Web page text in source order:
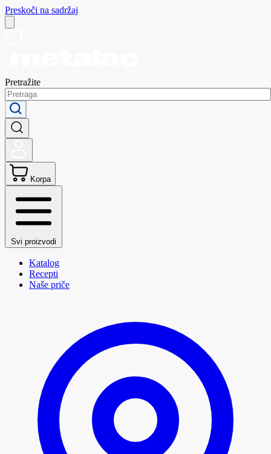
Preskoči na sadržaj
Pretražite
Korpa
Svi proizvodi
Katalog
Recepti
Naše priče